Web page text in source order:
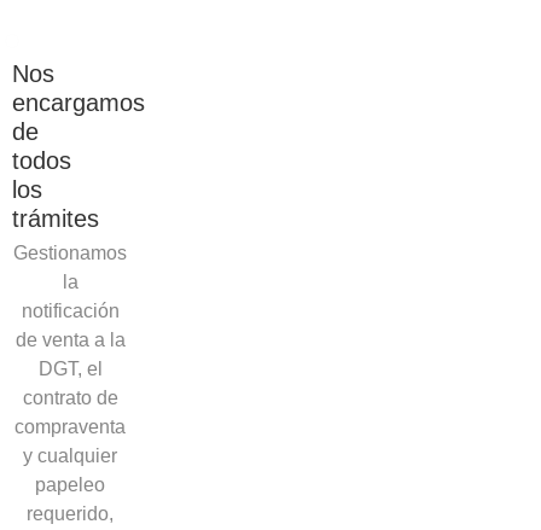
Nos
encargamos
de
todos
los
trámites
Gestionamos
la
notificación
de venta a la
DGT, el
contrato de
compraventa
y cualquier
papeleo
requerido,